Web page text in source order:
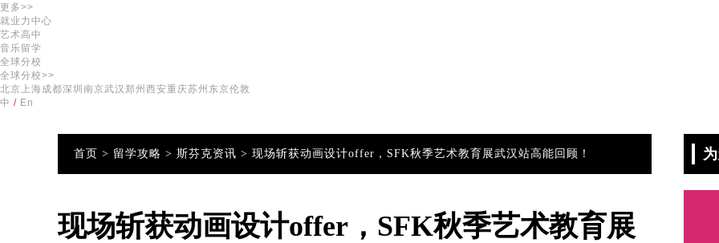
更多>>
就业力中心
艺术高中
音乐留学
全球分校
全球分校>>
北京 上海成都深圳 南京武汉 郑州 西安重庆苏州 东京伦敦
中 / En
首页 > 留学攻略 > 斯芬克资讯 > 现场斩获动画设计offer，SFK秋季艺术教育展武汉站高能回顾！
现场斩获动画设计offer，SFK秋季艺术教育展